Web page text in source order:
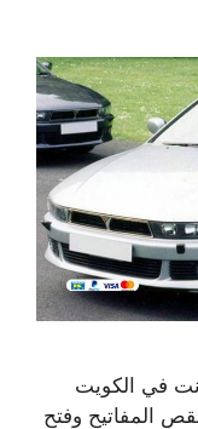
في الكويت
المفاتيح وفتح